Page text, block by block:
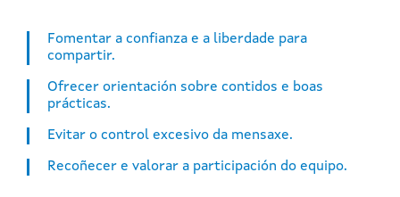
Fomentar a confianza e a liberdade para
compartir.
Ofrecer orientación sobre contidos e boas
prácticas.
Evitar o control excesivo da mensaxe.
Recoñecer e valorar a participación do equipo.